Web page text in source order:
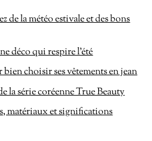
de la météo estivale et des bons
déco qui respire l’été
choisir ses vêtements en jean
la série coréenne True Beauty
matériaux et significations